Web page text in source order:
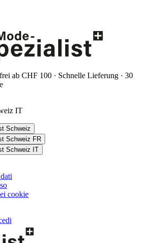
ab CHF 100 · Schnelle Lieferung · 30
IT
Schweiz
Schweiz FR
Schweiz IT
cookie